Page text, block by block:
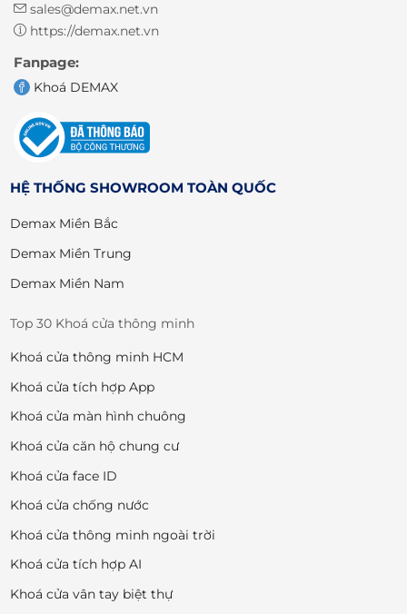
sales@demax.net.vn
https://demax.net.vn
Fanpage:
Khoá DEMAX
HỆ THỐNG SHOWROOM TOÀN QUỐC
Demax Miền Bắc
Demax Miền Trung
Demax Miền Nam
Top 30 Khoá cửa thông minh
Khoá cửa thông minh HCM
Khoá cửa tích hợp App
Khoá cửa màn hình chuông
Khoá cửa căn hộ chung cư
Khoá cửa face ID
Khoá cửa chống nước
Khoá cửa thông minh ngoài trời
Khoá cửa tích hợp AI
Khoá cửa vân tay biệt thự